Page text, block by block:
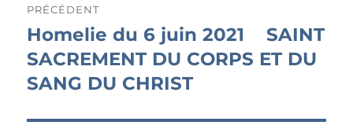
de
l’article
PRÉCÉDENT
Publication
précédente :
Homelie du 6 juin 2021 SAINT
SACREMENT DU CORPS ET DU
SANG DU CHRIST